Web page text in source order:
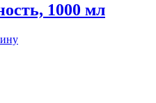
1000 мл